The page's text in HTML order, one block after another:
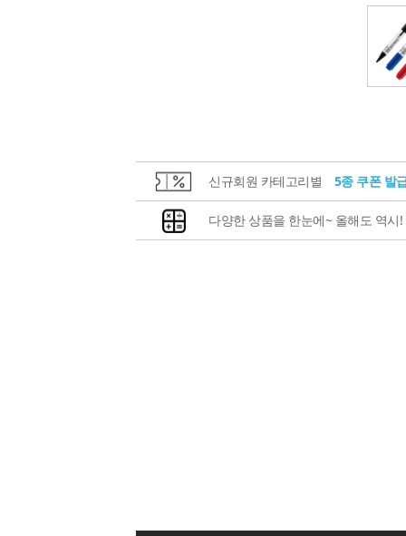
신규회원 카테고리별 5종 쿠폰 발
다양한 상품을 한눈에~ 올해도 역시!